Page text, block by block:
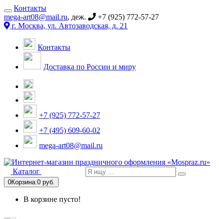
Контакты
mega-art08@mail.ru, деж.
+7 (925) 772-57-27
г. Москва, ул. Автозаводская, д. 21
Контакты
Доставка по России и миру
+7 (925) 772-57-27
+7 (495) 609-60-02
mega-art08@mail.ru
Каталог
0Корзина:0 руб.
В корзине пусто!